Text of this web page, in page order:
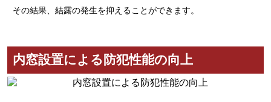
その結果、結露の発生を抑えることができます。
内窓設置による防犯性能の向上